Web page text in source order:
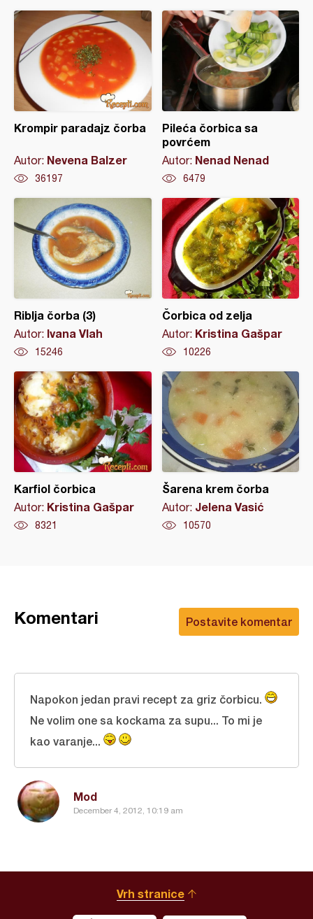
Krompir paradajz čorba
Autor: Nevena Balzer
36197
Pileća čorbica sa
povrćem
Autor: Nenad Nenad
6479
Riblja čorba (3)
Autor: Ivana Vlah
15246
Čorbica od zelja
Autor: Kristina Gašpar
10226
Karfiol čorbica
Autor: Kristina Gašpar
8321
Šarena krem čorba
Autor: Jelena Vasić
10570
Postavite komentar
Komentari
Mod
December 4, 2012, 10:19 am
Napokon jedan pravi recept za griz čorbicu.
Ne volim one sa kockama za supu... To mi je
kao varanje...
Vrh stranice